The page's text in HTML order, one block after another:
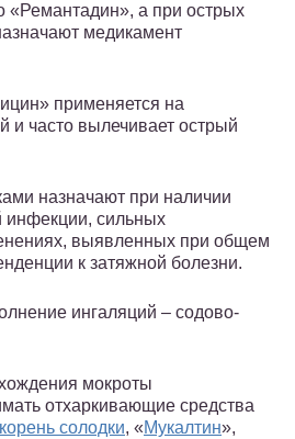
«Ремантадин», а при острых
медикамент
применяется на
и часто вылечивает острый
назначают при наличии
инфекции, сильных
выявленных при общем
к затяжной болезни.
ингаляций – содово-
мокроты
отхаркивающие средства
солодки, «Мукалтин»,